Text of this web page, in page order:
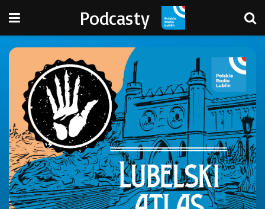
Podcasty